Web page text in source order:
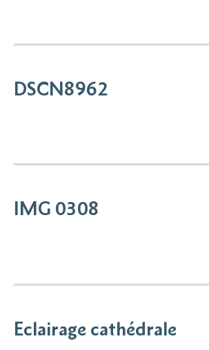
DSCN8962
IMG 0308
Eclairage cathédrale